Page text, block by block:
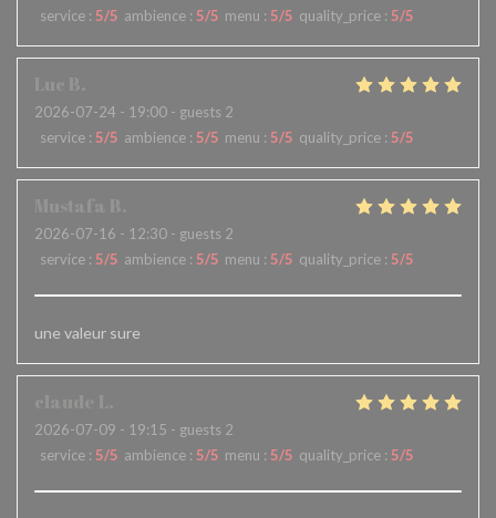
service : 5/5 ambience : 5/5 menu : 5/5 quality_price : 5/5
2026-07-24 - 19:00 - guests 2
service : 5/5 ambience : 5/5 menu : 5/5 quality_price : 5/5
2026-07-16 - 12:30 - guests 2
service : 5/5 ambience : 5/5 menu : 5/5 quality_price : 5/5
une valeur sure
2026-07-09 - 19:15 - guests 2
service : 5/5 ambience : 5/5 menu : 5/5 quality_price : 5/5